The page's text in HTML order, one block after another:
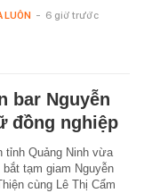
LUÔN - 6 giờ trước
bar Nguyễn
đồng nghiệp
tỉnh Quảng Ninh vừa
tạm giam Nguyễn
cùng Lê Thị Cẩm